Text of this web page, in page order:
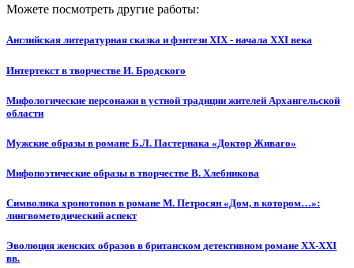
Можете посмотреть другие работы:
Английская литературная сказка и фэнтези XIX - начала XXI века
Интертекст в творчестве И. Бродского
Мифологические персонажи в устной традиции жителей Архангельской
области
Мужские образы в романе Б.Л. Пастернака «Доктор Живаго»
Мифопоэтические образы в творчестве В. Хлебникова
Символика хронотопов в романе М. Петросян «Дом, в котором…»:
лингвометодический аспект
Эволюция женских образов в британском детективном романе XX-XXI
вв.